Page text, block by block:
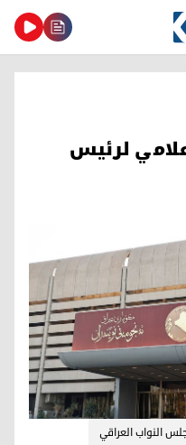
لرئيس
النواب العراقي